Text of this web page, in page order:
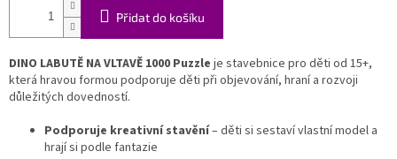
Přidat do košíku
DINO LABUTĚ NA VLTAVĚ 1000 Puzzle je stavebnice pro děti od 15+,
která hravou formou podporuje děti při objevování, hraní a rozvoji
důležitých dovedností.
Podporuje kreativní stavění– děti si sestaví vlastní model a
hrají si podle fantazie